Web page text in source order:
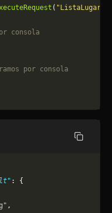
(
consola
por consola
Copiar
: {
,